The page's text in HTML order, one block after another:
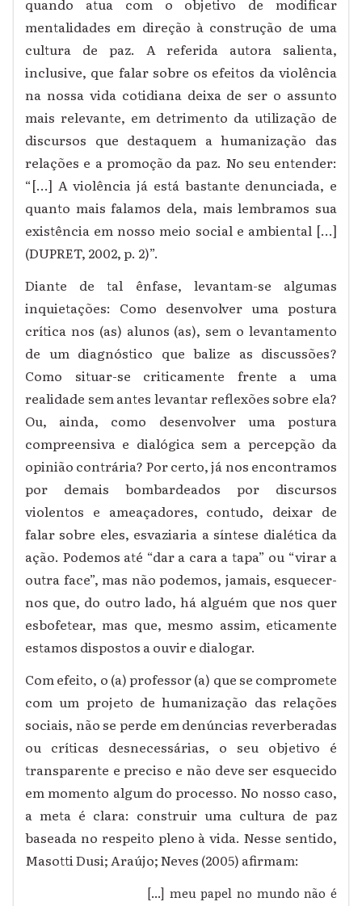
quando atua com o objetivo de modificar
mentalidades em direção à construção de uma
cultura de paz. A referida autora salienta,
inclusive, que falar sobre os efeitos da violência
na nossa vida cotidiana deixa de ser o assunto
mais relevante, em detrimento da utilização de
discursos que destaquem a humanização das
relações e a promoção da paz. No seu entender:
“[...] A violência já está bastante denunciada, e
quanto mais falamos dela, mais lembramos sua
existência em nosso meio social e ambiental [...]
(DUPRET, 2002, p. 2)”.
Diante de tal ênfase, levantam-se algumas
inquietações: Como desenvolver uma postura
crítica nos (as) alunos (as), sem o levantamento
de um diagnóstico que balize as discussões?
Como situar-se criticamente frente a uma
realidade sem antes levantar reflexões sobre ela?
Ou, ainda, como desenvolver uma postura
compreensiva e dialógica sem a percepção da
opinião contrária? Por certo, já nos encontramos
por demais bombardeados por discursos
violentos e ameaçadores, contudo, deixar de
falar sobre eles, esvaziaria a síntese dialética da
ação. Podemos até “dar a cara a tapa” ou “virar a
outra face”, mas não podemos, jamais, esquecer-
nos que, do outro lado, há alguém que nos quer
esbofetear, mas que, mesmo assim, eticamente
estamos dispostos a ouvir e dialogar.
Com efeito, o (a) professor (a) que se compromete
com um projeto de humanização das relações
sociais, não se perde em denúncias reverberadas
ou críticas desnecessárias, o seu objetivo é
transparente e preciso e não deve ser esquecido
em momento algum do processo. No nosso caso,
a meta é clara: construir uma cultura de paz
baseada no respeito pleno à vida. Nesse sentido,
Masotti Dusi; Araújo; Neves (2005) afirmam:
[...] meu papel no mundo não é